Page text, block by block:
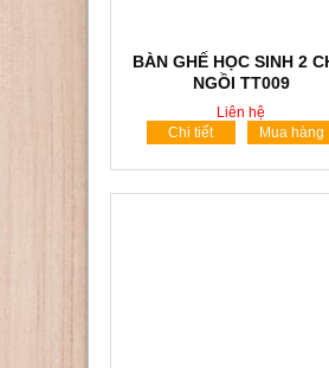
BÀN GHẾ HỌC SINH 2
NGỒI TT009
Liên hệ
Chi tiết
Mua hàng